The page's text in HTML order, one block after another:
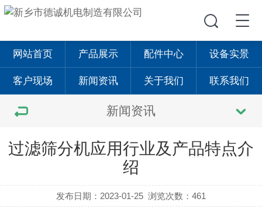
网站首页 产品展示 配件中心 设备实景
客户现场 新闻资讯 关于我们 联系我们
新闻资讯
过滤筛分机应用行业及产品特点介
绍
发布日期：2023-01-25 浏览次数：461